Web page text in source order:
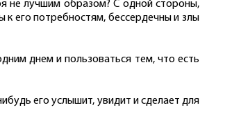
не лучшим образом? С одной стороны,
к его потребностям, бессердечны и злы
днем и пользоваться тем, что есть
его услышит, увидит и сделает для